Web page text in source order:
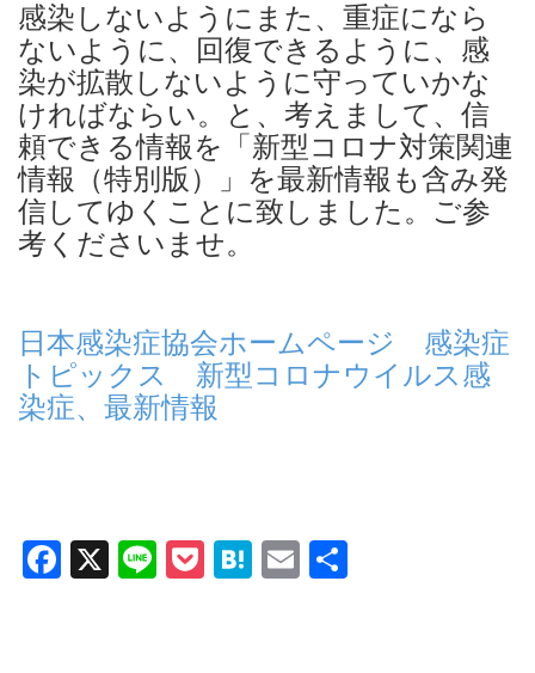
感染しないようにまた、重症になら
ないように、回復できるように、感
染が拡散しないように守っていかな
ければならい。と、考えまして、信
頼できる情報を「新型コロナ対策関連
情報（特別版）」を最新情報も含み発
信してゆくことに致しました。ご参
考くださいませ。
日本感染症協会ホームページ 感染症
トピックス 新型コロナウイルス感
染症、最新情報
F
X
Li
P
H
E